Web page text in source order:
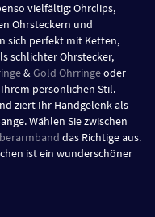
vielfältig: Ohrclips,
Ohrsteckern und
sich perfekt mit Ketten,
schlichter Ohrstecker,
&Gold Ohrringeoder
persönlichen Stil.
ziert Ihr Handgelenk als
Wählen Sie zwischen
das Richtige aus.
ist ein wunderschöner